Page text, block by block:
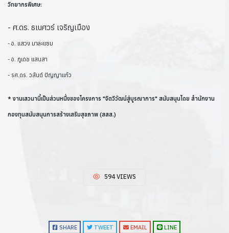
วิทยากรพิเศษ:
- ศ.ดร. ธเนศวร์ เจริญเมือง
- อ. แสวง มาละแซม
- อ. ภูเดช แสนสา
- รศ.ดร. วสันต์ ปัญญาแก้ว
* งานเสวนานี้เป็นส่วนหนึ่งของโครงการ "จิตวิวัฒน์สู่บูรณาการ" สนับสนุนโดย สำนักงาน
กองทุนสนับสนุนการสร้างเสริมสุขภาพ (สสส.)
594 VIEWS
SHARE TWEET EMAIL LINE